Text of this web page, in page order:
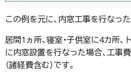
この例を元に、内窓工事を行なっ
居間1ヵ所、寝室・子供室に4カ所、
に内窓設置を行なった場合、工事
（諸経費含む）です。